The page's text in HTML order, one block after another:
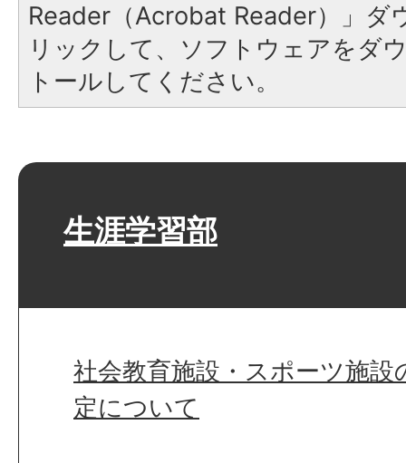
Reader（Acrobat Reader）」ダ
リックして、ソフトウェアをダ
トールしてください。
生涯学習部
社会教育施設・スポーツ施設
定について